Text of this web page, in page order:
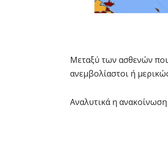
Μεταξύ των ασθενών
ανεμβολίαστοι ή
Αναλυτικά η